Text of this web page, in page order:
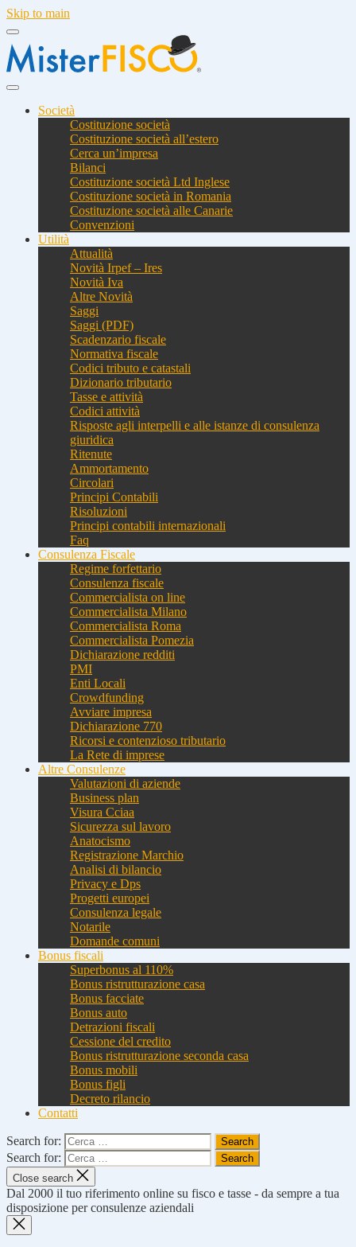
Skip to main
Società
Costituzione società
Costituzione società all’estero
Cerca un’impresa
Bilanci
Costituzione società Ltd Inglese
Costituzione società in Romania
Costituzione società alle Canarie
Convenzioni
Utilità
Attualità
Novità Irpef – Ires
Novità Iva
Altre Novità
Saggi
Saggi (PDF)
Scadenzario fiscale
Normativa fiscale
Codici tributo e catastali
Dizionario tributario
Tasse e attività
Codici attività
Risposte agli interpelli e alle istanze di consulenza
giuridica
Ritenute
Ammortamento
Circolari
Principi Contabili
Risoluzioni
Principi contabili internazionali
Faq
Consulenza Fiscale
Regime forfettario
Consulenza fiscale
Commercialista on line
Commercialista Milano
Commercialista Roma
Commercialista Pomezia
Dichiarazione redditi
PMI
Enti Locali
Crowdfunding
Avviare impresa
Dichiarazione 770
Ricorsi e contenzioso tributario
La Rete di imprese
Altre Consulenze
Valutazioni di aziende
Business plan
Visura Cciaa
Sicurezza sul lavoro
Anatocismo
Registrazione Marchio
Analisi di bilancio
Privacy e Dps
Progetti europei
Consulenza legale
Notarile
Domande comuni
Bonus fiscali
Superbonus al 110%
Bonus ristrutturazione casa
Bonus facciate
Bonus auto
Detrazioni fiscali
Cessione del credito
Bonus ristrutturazione seconda casa
Bonus mobili
Bonus figli
Decreto rilancio
Contatti
Search for:
Search for:
Close search
Dal 2000 il tuo riferimento online su fisco e tasse - da sempre a tua
disposizione per consulenze aziendali